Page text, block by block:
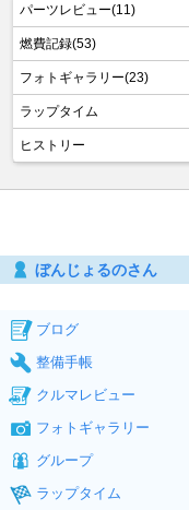
パーツレビュー(11)
燃費記録(53)
フォトギャラリー(23)
ラップタイム
ヒストリー
ぼんじょるのさん
ブログ
整備手帳
クルマレビュー
フォトギャラリー
グループ
ラップタイム